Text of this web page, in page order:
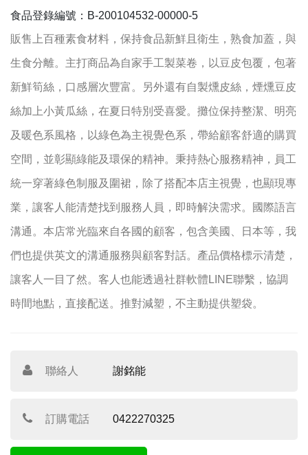
食品登錄編號：B-200104532-00000-5
販售上百種素食材料，保持食品新鮮且衛生，熟食加蓋，與
生食分離。主打商品為自家手工製菜卷，以豆皮包覆，包著
新鮮筍絲，口感層次豐富。另外還有自製燻皮絲，煙燻豆皮
絲加上小黃瓜絲，在夏日特別受喜愛。攤位保持整潔、明亮
及暖色系風格，以綠色為主視覺色系，帶給顧客舒適的購買
空間，並彰顯綠能及環保的精神。秉持熱心服務精神，員工
統一穿著綠色制服及圍裙，除了搭配本店主視覺，也顯現專
業，讓客人能清楚找到服務人員，即時解決需求。國際語言
溝通。本店常光臨來自各國的顧客，包含美國、日本等，我
們也提供英文的溝通服務與顧客對話。產品價格標示清楚，
讓客人一目了然。客人也能透過社群軟體LINE聯繫，協調
時間地點，直接配送。推對減塑，不主動提供塑袋。
聯絡人 謝銘能
訂購電話 0422270325